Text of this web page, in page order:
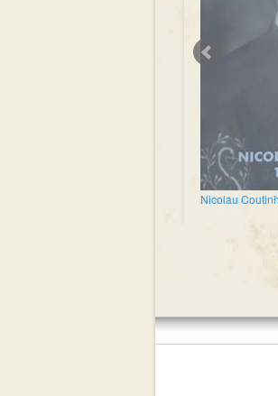
Nicolau